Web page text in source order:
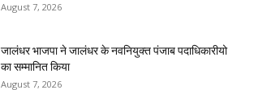
August 7, 2026
जालंधर भाजपा ने जालंधर के नवनियुक्त पंजाब पदाधिकारीयो
का सम्मानित किया
August 7, 2026